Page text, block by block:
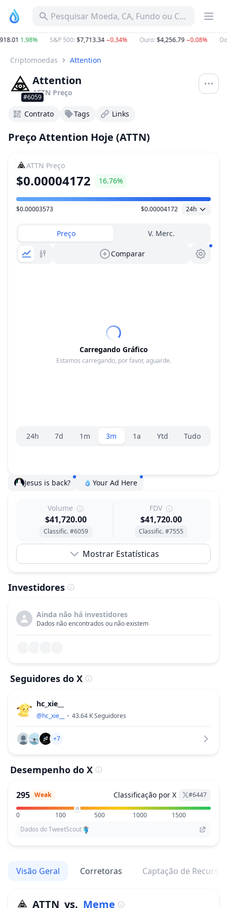
Pesquisar Moeda, CA, Fundo ou Categoria
1.98% S&P 500:$7,713.34−0.34% Ouro:$4,256.79−0.08%
Criptomoedas Attention
#6059
Attention
ATTN Preço
Contrato Tags Links
Preço Attention Hoje (ATTN)
ATTN Preço
$0.00004172 16.76%
Faixa de preço
$0.00003573 $0.00004172 24h
Preço V. Merc.
Comparar
Carregando Gráfico
Estamos carregando, por favor, aguarde.
Seletor de faixa
24h 7d 1m 3m 1a Ytd Tudo
Jesus is back? Your Ad Here
Volume
$41,720.00
Classific. #6059
FDV
$41,720.00
Classific. #7555
Mostrar Estatísticas
Investidores
Ainda não há investidores
Dados não encontrados ou não existem
Seguidores do X
hc_xie__
@hc_xie__ 43.64 KSeguidores
+7
Desempenho do X
295 Weak Classificação por X #6447
0 100 500 1000
1500
Dados do TweetScout
Visão Geral Corretoras Captação de Recursos
ATTN vs. Meme